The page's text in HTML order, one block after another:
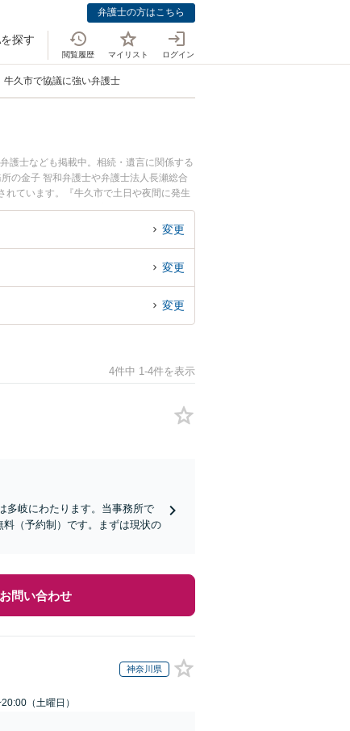
弁護士の方はこちら
探す
閲覧履歴 マイリスト ログイン
牛久市で協議に強い弁護士
護士なども掲載中。相続・遺言に関係する
の金子 智和弁護士や弁護士法人長瀬総合
ています。『牛久市で土日や夜間に発生
『初回相談無料で遺産分割協議を法律相談
変更
変更
変更
4件中 1-4件を表示
多岐にわたります。当事務所で
（予約制）です。まずは現状の
問い合わせ
神奈川県
（土曜日）